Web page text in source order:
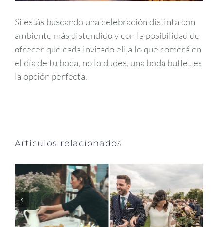
Si estás buscando una celebración distinta con
ambiente más distendido y con la posibilidad de
ofrecer que cada invitado elija lo que comerá en
el día de tu boda, no lo dudes, una boda buffet es
la opción perfecta.
Artículos relacionados
Cómo el
catering afecta
el éxito de tu
feria en IFEMA
fechas más
económicas